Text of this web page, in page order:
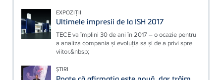
EXPOZIȚII
Ultimele impresii de la ISH 2017
TECE va împlini 30 de ani în 2017 – o ocazie pentru
a analiza compania şi evoluţia sa şi de a privi spre
viitor.&nbsp;
ȘTIRI